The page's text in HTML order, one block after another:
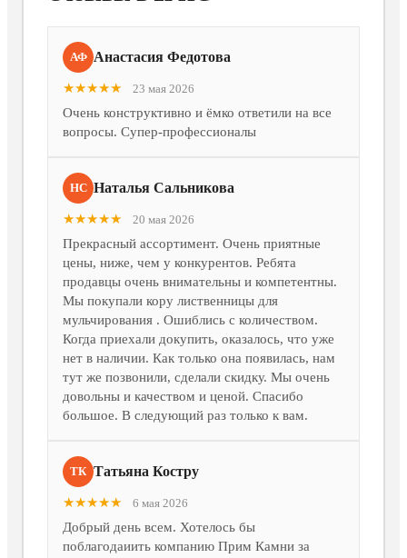
АФ Анастасия Федотова
★★★★★ 23 мая 2026
Очень конструктивно и ёмко ответили на все
вопросы. Супер-профессионалы
НС Наталья Сальникова
★★★★★ 20 мая 2026
Прекрасный ассортимент. Очень приятные
цены, ниже, чем у конкурентов. Ребята
продавцы очень внимательны и компетентны.
Мы покупали кору лиственницы для
мульчирования . Ошиблись с количеством.
Когда приехали докупить, оказалось, что уже
нет в наличии. Как только она появилась, нам
тут же позвонили, сделали скидку. Мы очень
довольны и качеством и ценой. Спасибо
большое. В следующий раз только к вам.
ТК Татьяна Костру
★★★★★ 6 мая 2026
Добрый день всем. Хотелось бы
поблагодаиить компанию Прим Камни за